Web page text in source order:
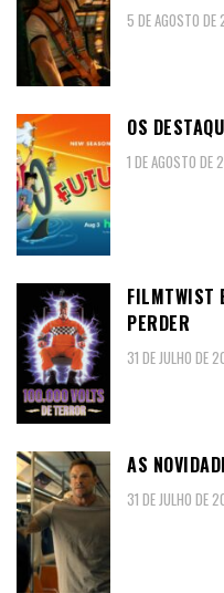
5 DE AGOSTO
OS
1 DE AGOSTO DE
FILMTWIST
PERDER
31 DE JULHO DE
AS
31 DE JULHO DE